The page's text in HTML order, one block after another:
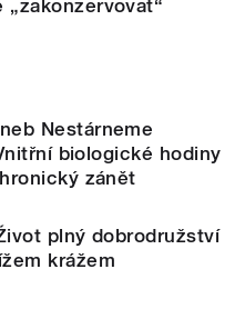
„zakonzervovat“
Nestárneme
biologické hodiny
zánět
plný dobrodružství
krážem